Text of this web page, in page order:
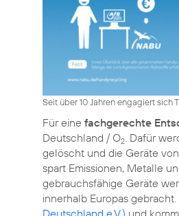
Seit über 10 Jahren engagiert
Für eine fachgerechte
Deutschland / O2 . Dafür
gelöscht und die Geräte
spart Emissionen, Metalle
gebrauchsfähige Geräte
innerhalb Europas gebracht.
Deutschland e.V.)